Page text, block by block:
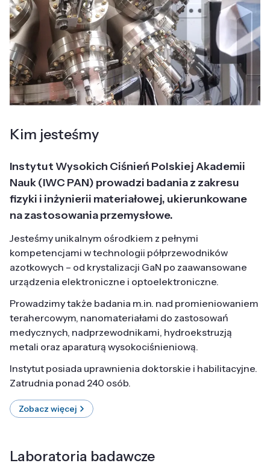
Kim jesteśmy
Instytut Wysokich Ciśnień Polskiej Akademii
Nauk (IWC PAN) prowadzi badania z zakresu
fizyki i inżynierii materiałowej, ukierunkowane
na zastosowania przemysłowe.
Jesteśmy unikalnym ośrodkiem z pełnymi
kompetencjami w technologii półprzewodników
azotkowych – od krystalizacji GaN po zaawansowane
urządzenia elektroniczne i optoelektroniczne.
Prowadzimy także badania m.in. nad promieniowaniem
terahercowym, nanomateriałami do zastosowań
medycznych, nadprzewodnikami, hydroekstruzją
metali oraz aparaturą wysokociśnieniową.
Instytut posiada uprawnienia doktorskie i habilitacyjne.
Zatrudnia ponad 240 osób.
Zobacz więcej
Laboratoria badawcze